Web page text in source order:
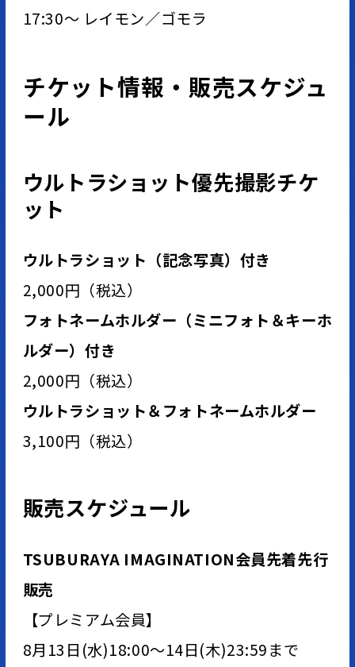
17:30～ レイモン／ゴモラ
チケット情報・販売スケジュ
ール
ウルトラショット優先撮影チケ
ット
ウルトラショット（記念写真）付き
2,000円（税込）
フォトネームホルダー（ミニフォト＆キーホ
ルダー）付き
2,000円（税込）
ウルトラショット＆フォトネームホルダー
3,100円（税込）
販売スケジュール
TSUBURAYA IMAGINATION会員先着先行
販売
【プレミアム会員】
8月13日(水)18:00～14日(木)23:59まで